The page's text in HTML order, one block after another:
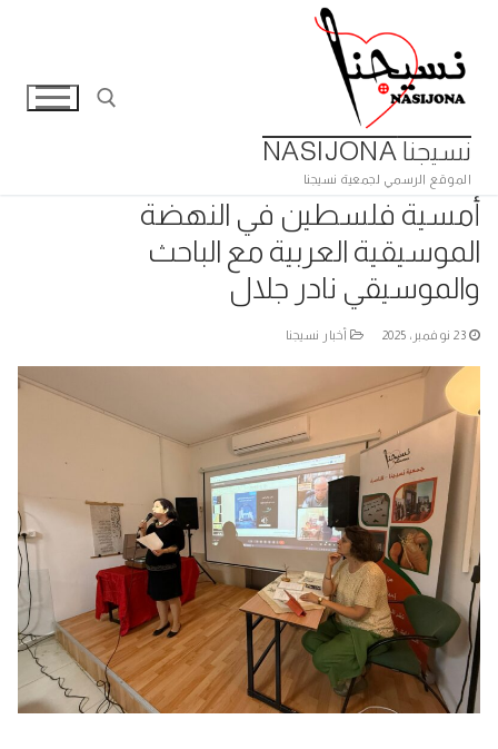
المحتوى
نسيجنا NASIJONA
الموقع الرسمي لجمعية نسيجنا
أمسية فلسطين في النهضة
الموسيقية العربية مع الباحث
والموسيقي نادر جلال
23 نوفمبر، 2025 أخبار نسيجنا